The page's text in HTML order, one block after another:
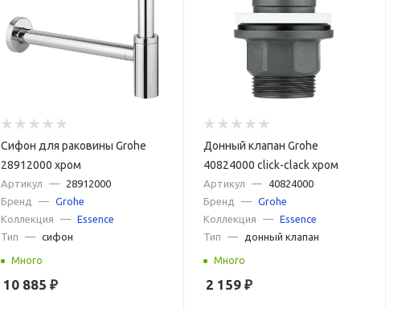
Сифон для раковины Grohe
28912000 хром
Артикул —
28912000
Бренд
— Grohe
Коллекция
— Essence
Тип
— сифон
Много
10 885 ₽
Донный клапан Grohe
40824000 click-clack хром
Артикул —
40824000
Бренд
—
Grohe
Коллекция
—
Essence
Тип
— донный клапан
Много
2 159₽